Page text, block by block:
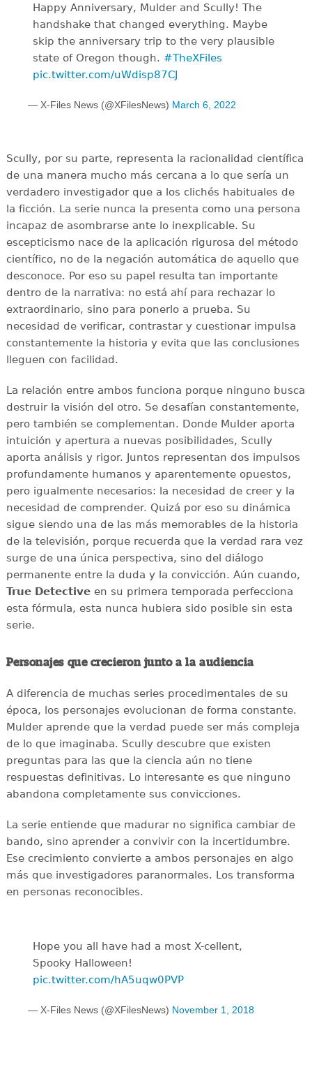
Happy Anniversary, Mulder and Scully! The
handshake that changed everything. Maybe
skip the anniversary trip to the very plausible
state of Oregon though. #TheXFiles
pic.twitter.com/uWdisp87CJ
— X-Files News (@XFilesNews) March 6, 2022
Scully, por su parte, representa la racionalidad científica
de una manera mucho más cercana a lo que sería un
verdadero investigador que a los clichés habituales de
la ficción. La serie nunca la presenta como una persona
incapaz de asombrarse ante lo inexplicable. Su
escepticismo nace de la aplicación rigurosa del método
científico, no de la negación automática de aquello que
desconoce. Por eso su papel resulta tan importante
dentro de la narrativa: no está ahí para rechazar lo
extraordinario, sino para ponerlo a prueba. Su
necesidad de verificar, contrastar y cuestionar impulsa
constantemente la historia y evita que las conclusiones
lleguen con facilidad.
La relación entre ambos funciona porque ninguno busca
destruir la visión del otro. Se desafían constantemente,
pero también se complementan. Donde Mulder aporta
intuición y apertura a nuevas posibilidades, Scully
aporta análisis y rigor. Juntos representan dos impulsos
profundamente humanos y aparentemente opuestos,
pero igualmente necesarios: la necesidad de creer y la
necesidad de comprender. Quizá por eso su dinámica
sigue siendo una de las más memorables de la historia
de la televisión, porque recuerda que la verdad rara vez
surge de una única perspectiva, sino del diálogo
permanente entre la duda y la convicción. Aún cuando,
True Detectiveen su primera temporada perfecciona
esta fórmula, esta nunca hubiera sido posible sin esta
serie.
Personajes que crecieron junto a la audiencia
A diferencia de muchas series procedimentales de su
época, los personajes evolucionan de forma constante.
Mulder aprende que la verdad puede ser más compleja
de lo que imaginaba. Scully descubre que existen
preguntas para las que la ciencia aún no tiene
respuestas definitivas. Lo interesante es que ninguno
abandona completamente sus convicciones.
La serie entiende que madurar no significa cambiar de
bando, sino aprender a convivir con la incertidumbre.
Ese crecimiento convierte a ambos personajes en algo
más que investigadores paranormales. Los transforma
en personas reconocibles.
Hope you all have had a most X-cellent,
Spooky Halloween!
pic.twitter.com/hA5uqw0PVP
— X-Files News (@XFilesNews) November 1, 2018